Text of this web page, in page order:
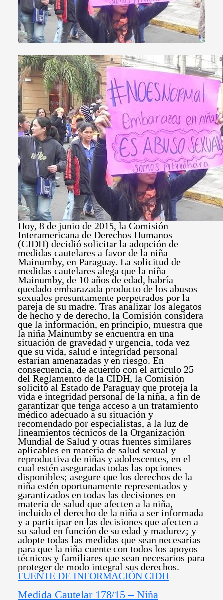
Hoy, 8 de junio de 2015, la Comisión
Interamericana de Derechos Humanos
(CIDH) decidió solicitar la adopción de
medidas cautelares a favor de la niña
Mainumby, en Paraguay. La solicitud de
medidas cautelares alega que la niña
Mainumby, de 10 años de edad, habría
quedado embarazada producto de los abusos
sexuales presuntamente perpetrados por la
pareja de su madre. Tras analizar los alegatos
de hecho y de derecho, la Comisión considera
que la información, en principio, muestra que
la niña Mainumby se encuentra en una
situación de gravedad y urgencia, toda vez
que su vida, salud e integridad personal
estarían amenazadas y en riesgo. En
consecuencia, de acuerdo con el artículo 25
del Reglamento de la CIDH, la Comisión
solicitó al Estado de Paraguay que proteja la
vida e integridad personal de la niña, a fin de
garantizar que tenga acceso a un tratamiento
médico adecuado a su situación y
recomendado por especialistas, a la luz de
lineamientos técnicos de la Organización
Mundial de Salud y otras fuentes similares
aplicables en materia de salud sexual y
reproductiva de niñas y adolescentes, en el
cual estén aseguradas todas las opciones
disponibles; asegure que los derechos de la
niña estén oportunamente representados y
garantizados en todas las decisiones en
materia de salud que afecten a la niña,
incluido el derecho de la niña a ser informada
y a participar en las decisiones que afecten a
su salud en función de su edad y madurez; y
adopte todas las medidas que sean necesarias
para que la niña cuente con todos los apoyos
técnicos y familiares que sean necesarios para
proteger de modo integral sus derechos.
FUENTE DE INFORMACIÓN CIDH
Medida Cautelar 178/15 – Niña